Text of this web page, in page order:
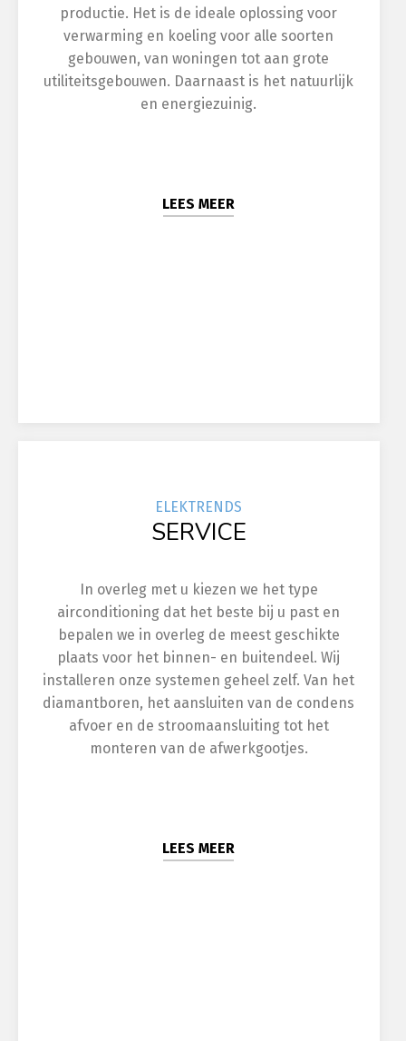
productie. Het is de ideale oplossing voor
verwarming en koeling voor alle soorten
gebouwen, van woningen tot aan grote
utiliteitsgebouwen. Daarnaast is het natuurlijk
en energiezuinig.
LEES MEER
ELEKTRENDS
SERVICE
In overleg met u kiezen we het type
airconditioning dat het beste bij u past en
bepalen we in overleg de meest geschikte
plaats voor het binnen- en buitendeel. Wij
installeren onze systemen geheel zelf. Van het
diamantboren, het aansluiten van de condens
afvoer en de stroomaansluiting tot het
monteren van de afwerkgootjes.
LEES MEER